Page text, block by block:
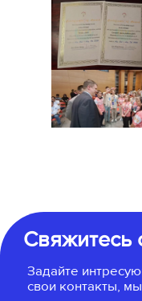
Свяжитесь
Задайте
свои контакты,